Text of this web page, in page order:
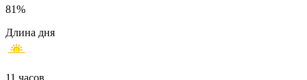
81%
Длина дня
11 часов